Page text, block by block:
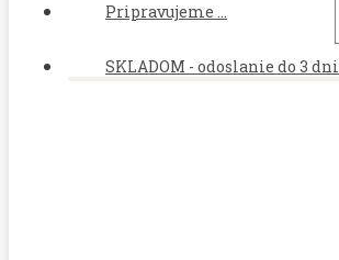
Pripravujeme ...
SKLADOM - odoslanie do 3 dni